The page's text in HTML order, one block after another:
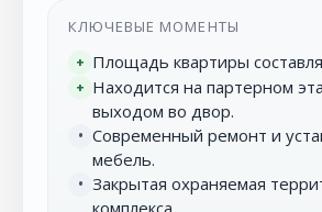
КЛЮЧЕВЫЕ МОМЕНТЫ
+ Площадь квартиры
+ Находится на партерном
выходом во двор.
• Современный ремонт и
мебель.
• Закрытая охраняемая
комплекса.